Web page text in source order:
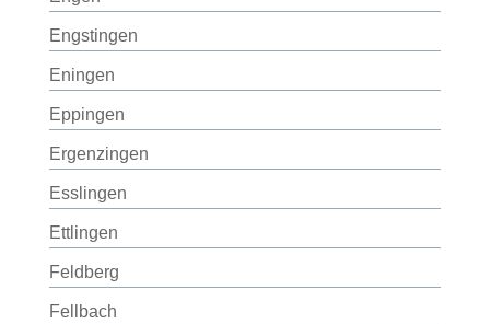
Engstingen
Eningen
Eppingen
Ergenzingen
Esslingen
Ettlingen
Feldberg
Fellbach